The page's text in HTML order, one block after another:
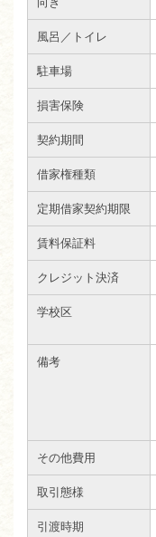
風呂／トイレ
駐車場
損害保険
契約期間
借家権種類
定期借家契約期限
賃料保証料
クレジット決済
学校区
備考
その他費用
取引態様
引渡時期